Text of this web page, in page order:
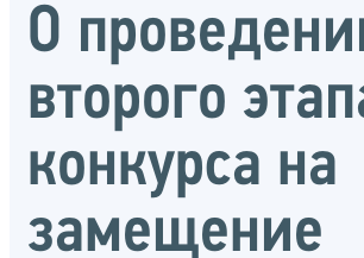
О
второго
конкурса на
замещение